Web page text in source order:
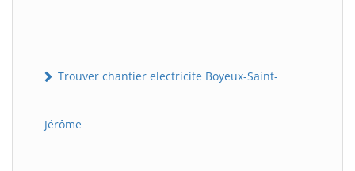
Trouver chantier electricite Boyeux-Saint-
Jérôme